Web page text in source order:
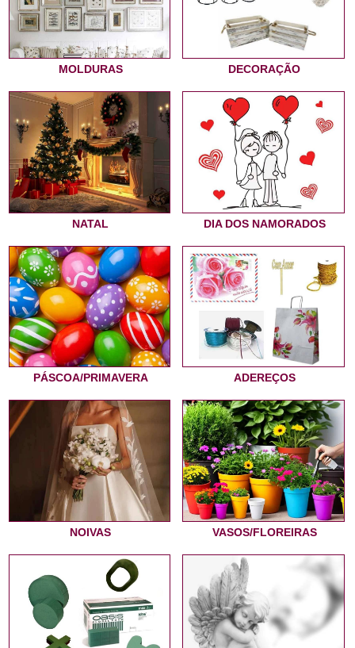
MOLDURAS DECORAÇÃO
NATAL DIA DOS NAMORADOS
PÁSCOA/PRIMAVERA ADEREÇOS
NOIVAS VASOS/FLOREIRAS